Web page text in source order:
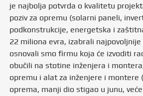
je najbolja potvrda o kvalitetu
poziv za opremu (solarni paneli,
podkonstrukcije, energetska i
22 miliona evra, izabrali najpovoljnije
osnovali smo firmu koja će izvoditi
obučili na stotine inženjera i
opremu i alat za inženjere i montere
oprema, manji dio stigao u junu,